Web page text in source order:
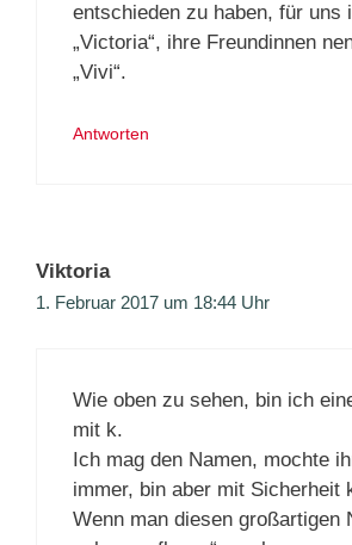
entschieden zu haben, für uns
„Victoria“, ihre Freundinnen
„Vivi“.
Antworten
Viktoria
1. Februar 2017 um 18:44 Uhr
Wie oben zu sehen, bin ich
mit k.
Ich mag den Namen, mochte
immer, bin aber mit Sicherheit
Wenn man diesen großartigen